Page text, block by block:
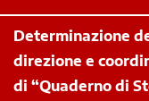
Determinazione
direzione e
di “Quaderno di